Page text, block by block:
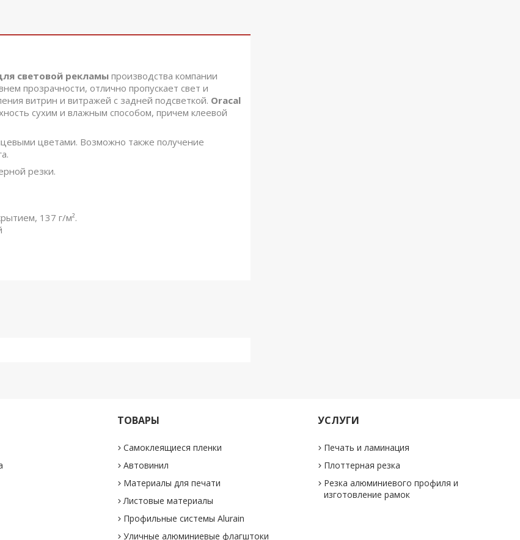
световой рекламыпроизводства компании
прозрачности, отлично пропускает свет и
витрин и витражей с задней подсветкой. Oracal
сухим и влажным способом, причем клеевой
цветами. Возможно также получение
резки.
137 г/м².
ТОВАРЫ
Самоклеящиеся пленки
Автовинил
Материалы для печати
Листовые материалы
Профильные системы Alurain
Уличные алюминиевые флагштоки
УСЛУГИ
Печать и ламинация
Плоттерная резка
Резка алюминиевого профиля и
изготовление рамок